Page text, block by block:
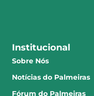
Institucional
Sobre Nós
Notícias do Palmeiras
Fórum do Palmeiras